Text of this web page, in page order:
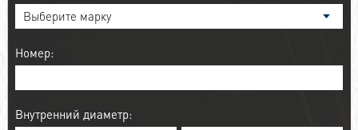
Номер:
Внутренний диаметр: